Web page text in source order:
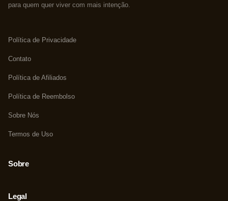
para quem quer viver com mais intenção.
Política de Privacidade
Contato
Política de Afiliados
Política de Reembolso
Sobre Nós
Termos de Uso
Sobre
Legal